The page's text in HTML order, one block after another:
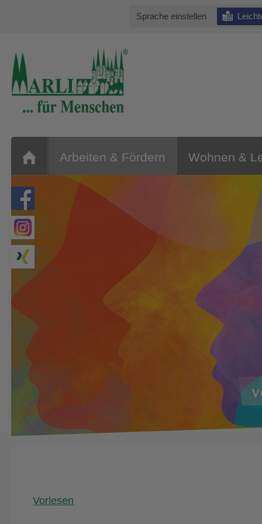
Sprache einstellen
Arbeiten & Fördern Wohnen &
Vorlesen